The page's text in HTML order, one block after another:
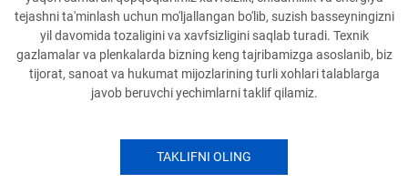
tejashni ta'minlash uchun mo'ljallangan bo'lib, suzish basseyningizni
yil davomida tozaligini va xavfsizligini saqlab turadi. Texnik
gazlamalar va plenkalarda bizning keng tajribamizga asoslanib, biz
tijorat, sanoat va hukumat mijozlarining turli xohlari talablarga
javob beruvchi yechimlarni taklif qilamiz.
TAKLIFNI OLING